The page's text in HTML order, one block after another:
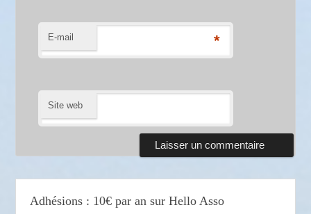
E-mail *
Site web
Adhésions : 10€ par an sur Hello Asso